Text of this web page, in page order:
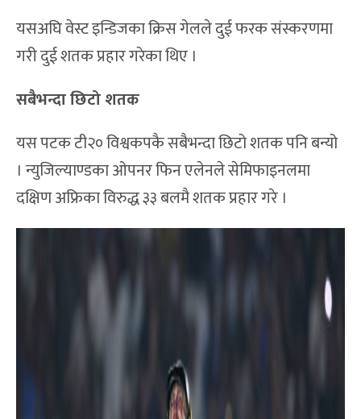
यसअघि वेस्ट इन्डिजका क्रिस गेलले दुई फरक संस्करणमा
गरी दुई शतक प्रहार गरेका थिए ।
सबैभन्दा छिटो शतक
यस पटक टी२० विश्वकपकै सबैभन्दा छिटो शतक पनि बन्यो
। न्युजिल्याण्डका ओपनर फिन एलेनले सेमिफाइनलमा
दक्षिण अफ्रिका विरुद्ध ३३ बलमै शतक प्रहार गरे ।